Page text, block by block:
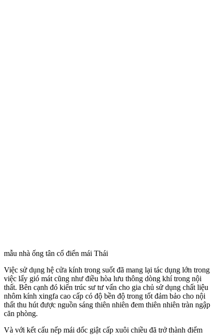
mẫu nhà ống tân cổ điển mái Thái
Việc sử dụng hệ cửa kính trong suốt đã mang lại tác dụng lớn trong
việc lấy gió mát cũng như điều hòa lưu thông dòng khí trong nội
thất. Bên cạnh đó kiến trúc sư tư vấn cho gia chủ sử dụng chất liệu
nhôm kính xingfa cao cấp có độ bền độ trong tốt đảm bảo cho nội
thất thu hút được nguồn sáng thiên nhiên đem thiên nhiên tràn ngập
căn phòng.
Và với kết cấu nếp mái dốc giật cấp xuôi chiều đã trở thành điểm